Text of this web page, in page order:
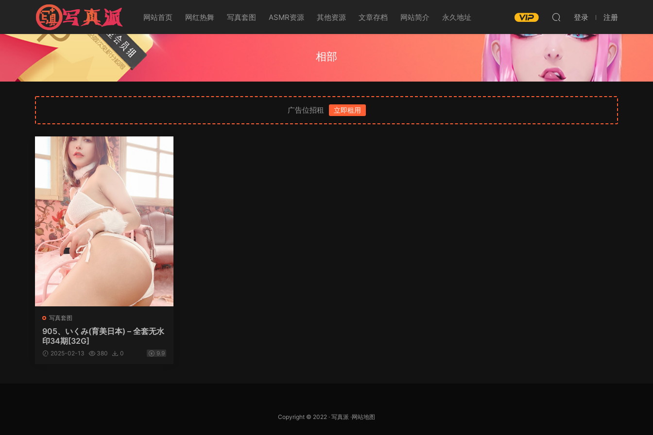
网站首页 网红热舞 写真套图 ASMR资源 其他资源 文章存档 网站简介 永久地址 登录 注册
相部
广告位招租 立即租用
写真套图
905、いくみ(育美日本) – 全套无水
印34期[32G]
2025-02-13 380 0 9.9
Copyright © 2022 · 写真派 ·网站地图